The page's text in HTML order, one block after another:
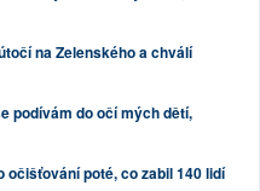
na Zelenského a chválí
podívám do očí mých dětí,
očišťování poté, co zabil 140 lidí